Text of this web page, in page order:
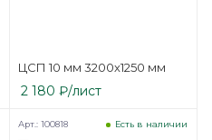
ЦСП 10 мм 3200х1250 мм
2 180 ₽/лист
Есть в наличии
Арт.: 100818